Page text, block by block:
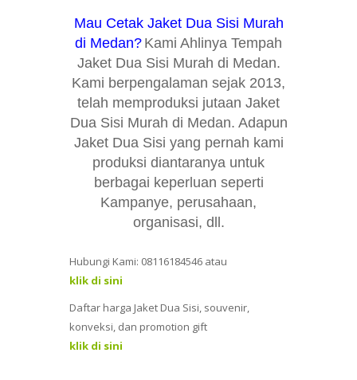
Mau Cetak Jaket Dua Sisi Murah
di Medan? Kami Ahlinya Tempah
Jaket Dua Sisi Murah di Medan.
Kami berpengalaman sejak 2013,
telah memproduksi jutaan Jaket
Dua Sisi Murah di Medan. Adapun
Jaket Dua Sisi yang pernah kami
produksi diantaranya untuk
berbagai keperluan seperti
Kampanye, perusahaan,
organisasi, dll.
Hubungi Kami: 08116184546 atau
klik di sini
Daftar harga Jaket Dua Sisi, souvenir,
konveksi, dan promotion gift
klik di sini